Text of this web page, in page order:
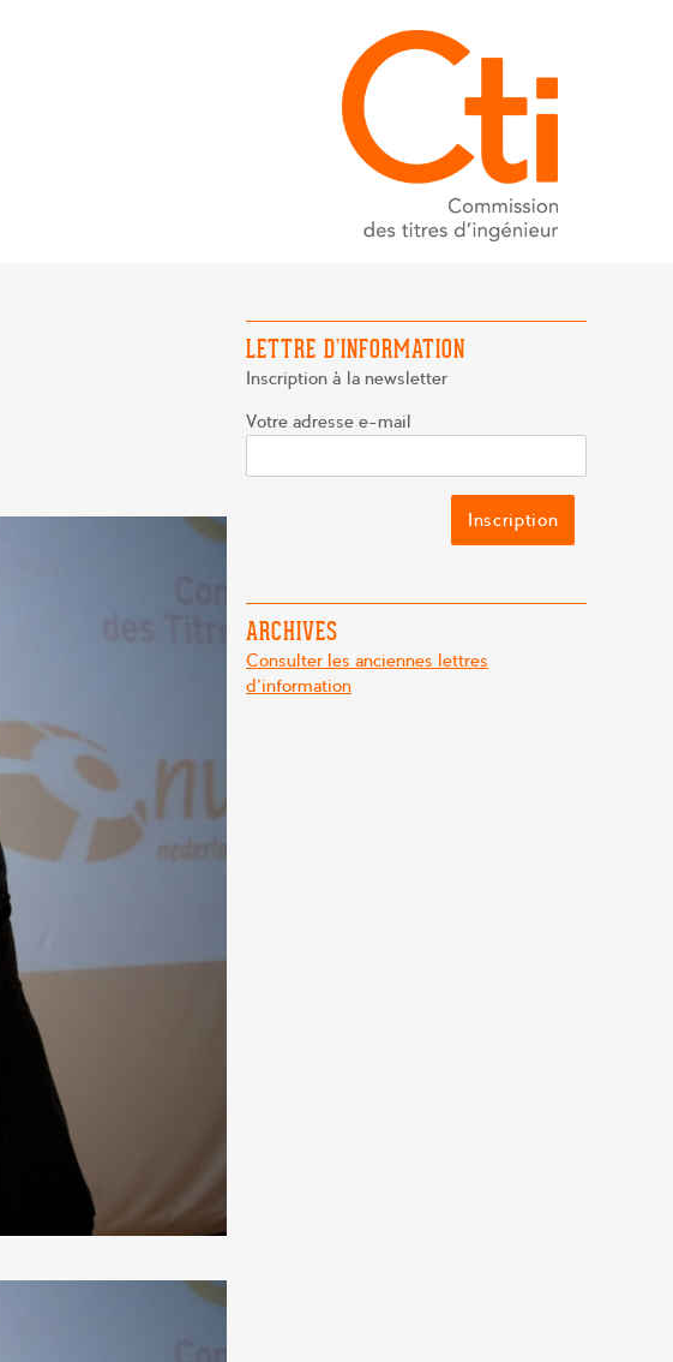
LETTRE D’INFORMATION
Inscription à la newsletter
Votre adresse e-mail
ARCHIVES
Consulter les anciennes lettres
d'information